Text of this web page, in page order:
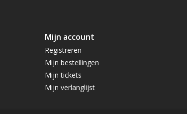
Mijn account
Registreren
Mijn bestellingen
Mijn tickets
Mijn verlanglijst